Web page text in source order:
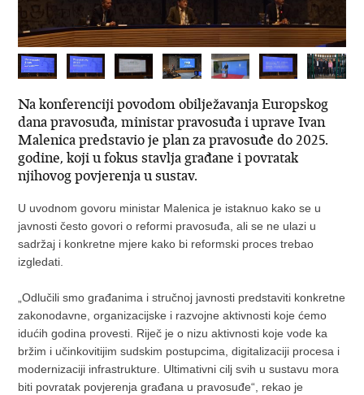
Na konferenciji povodom obilježavanja Europskog
dana pravosuđa, ministar pravosuđa i uprave Ivan
Malenica predstavio je plan za pravosuđe do 2025.
godine, koji u fokus stavlja građane i povratak
njihovog povjerenja u sustav.
U uvodnom govoru ministar Malenica je istaknuo kako se u
javnosti često govori o reformi pravosuđa, ali se ne ulazi u
sadržaj i konkretne mjere kako bi reformski proces trebao
izgledati.
„Odlučili smo građanima i stručnoj javnosti predstaviti konkretne
zakonodavne, organizacijske i razvojne aktivnosti koje ćemo
idućih godina provesti. Riječ je o nizu aktivnosti koje vode ka
bržim i učinkovitijim sudskim postupcima, digitalizaciji procesa i
modernizaciji infrastrukture. Ultimativni cilj svih u sustavu mora
biti povratak povjerenja građana u pravosuđe“, rekao je